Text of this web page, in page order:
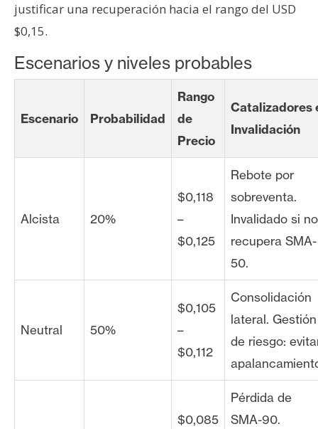
justificar una recuperación hacia el rango del USD
$0,15.
Escenarios y niveles probables
Escenario Probabilidad
Rango
de
Precio
Catalizadores
Invalidación
Alcista 20%
$0,118
–
$0,125
Rebote por
sobreventa.
Invalidado si no
recupera SMA-
50.
Neutral 50%
$0,105
–
$0,112
Consolidación
lateral. Gestión
de riesgo:
$0,085
Pérdida de
SMA-90.